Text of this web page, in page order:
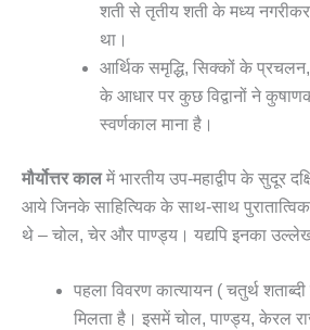
शती से तृतीय शती के मध्य
था।
आर्थिक समृद्धि, सिक्कों के प्रचलन,
के आधार पर कुछ विद्वानों ने
स्वर्णकाल माना है।
मौर्योत्तर कालमें भारतीय उप-महाद्वीप के सुदूर
आये जिनके साहित्यिक के साथ-साथ
थे – चोल, चेर और पाण्ड्य। यद्यपि इनका
पहला विवरण कात्यायन ( चतुर्थ
मिलता है। इसमें चोल, पाण्ड्य, केरल